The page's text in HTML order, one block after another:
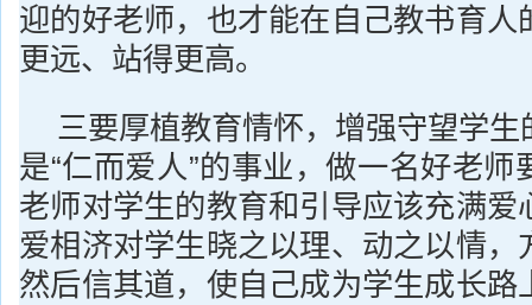
迎的好老师，也才能在自己教书育人
更远、站得更高。
三要厚植教育情怀，增强守望学
是“仁而爱人”的事业，做一名好老师
老师对学生的教育和引导应该充满爱
爱相济对学生晓之以理、动之以情，
然后信其道，使自己成为学生成长路